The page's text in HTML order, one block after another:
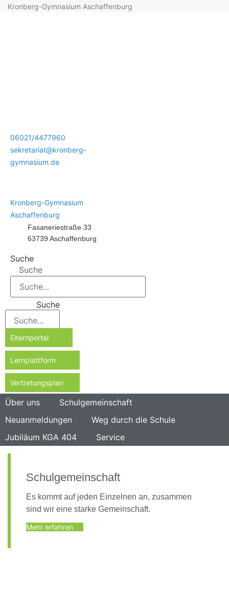
Kronberg-Gymnasium Aschaffenburg
06021/4477960
sekretariat@kronberg-
gymnasium.de
Kronberg-Gymnasium
Aschaffenburg
Fasaneriestraße 33
63739 Aschaffenburg
Suche
Suche
Suche
Elternportal
Lernplattform
Vertretungsplan
Über uns
Schulgemeinschaft
Neuanmeldungen
Weg durch die Schule
Jubiläum KGA 404
Service
Schulgemeinschaft
Es kommt auf jeden Einzelnen an, zusammen
sind wir eine starke Gemeinschaft.
Mehr erfahren